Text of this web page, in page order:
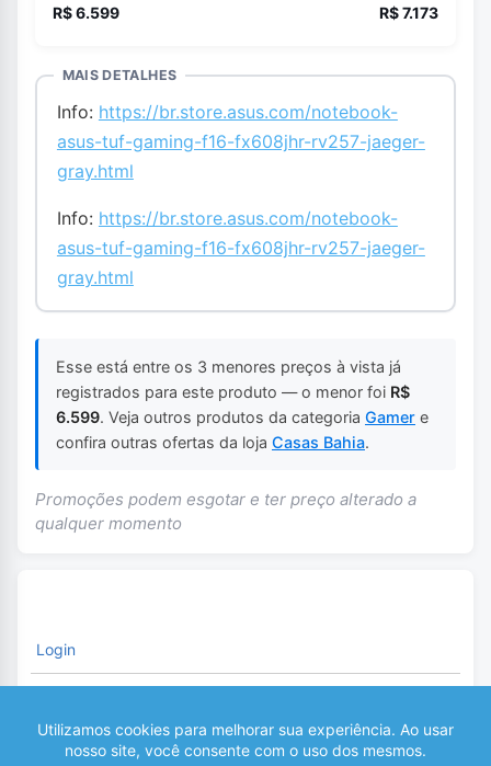
R$ 6.599 R$ 7.173
MAIS DETALHES
Info: https://br.store.asus.com/notebook-
asus-tuf-gaming-f16-fx608jhr-rv257-jaeger-
gray.html
Info: https://br.store.asus.com/notebook-
asus-tuf-gaming-f16-fx608jhr-rv257-jaeger-
gray.html
Esse está entre os 3 menores preços à vista já
registrados para este produto — o menor foi R$
6.599. Veja outros produtos da categoria Gamer e
confira outras ofertas da loja Casas Bahia.
Promoções podem esgotar e ter preço alterado a
qualquer momento
Login